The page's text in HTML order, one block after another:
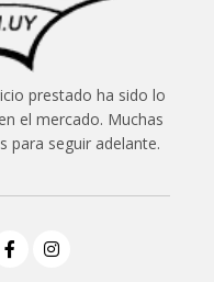
prestado ha sido lo
el mercado. Muchas
para seguir adelante.